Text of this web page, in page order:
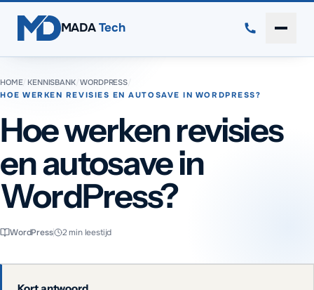
MADA Tech
HOME/ KENNISBANK/WORDPRESS /
HOE WERKEN REVISIES EN AUTOSAVE IN WORDPRESS?
Hoe werken revisies
en autosave in
WordPress?
WordPress 2min leestijd